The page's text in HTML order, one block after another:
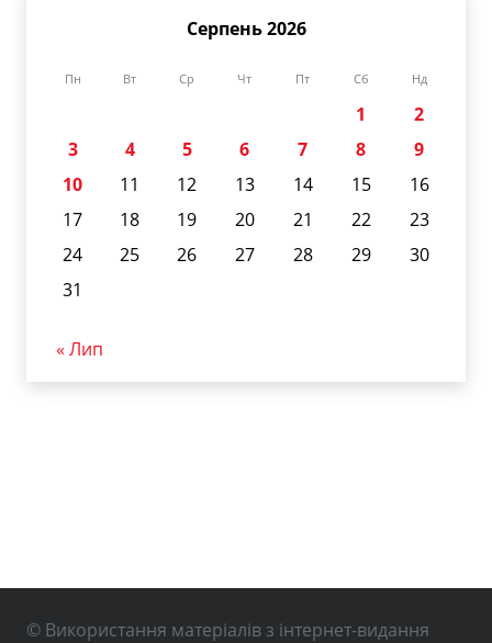
Серпень 2026
Пн Вт Ср Чт Пт Сб Нд
1
2
3
4 5 6 7 8
9
10
11 12 13 14 15
16
17
18 19 20 21 22
23
24
25 26 27 28 29
30
31
« Лип
© Використання матеріалів з інтернет-видання